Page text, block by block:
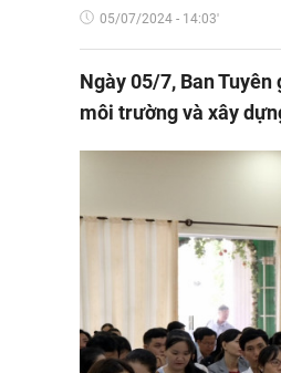
05/07/2024 - 14:03'
Ngày 05/7, Ban
môi trường và xây